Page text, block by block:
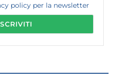
policy per la newsletter